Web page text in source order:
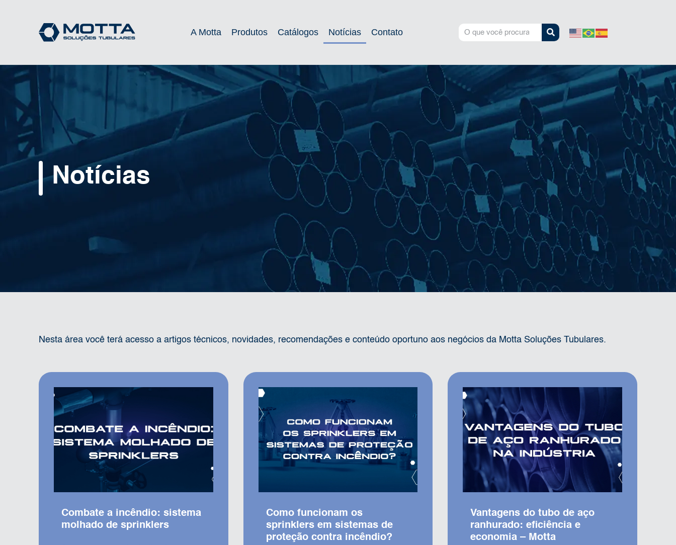
A Motta Produtos Catálogos Notícias Contato
Notícias
Nesta área você terá acesso a artigos técnicos, novidades, recomendações e conteúdo oportuno aos negócios da Motta Soluções Tubulares.
Combate a incêndio: sistema
molhado de sprinklers
Como funcionam os
sprinklers em sistemas de
proteção contra incêndio?
Vantagens do tubo de aço
ranhurado: eficiência e
economia – Motta